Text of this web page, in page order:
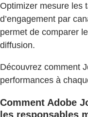
Optimizer mesure les
d’engagement par
permet de comparer
diffusion.
Découvrez comment
performances à
Comment Adobe
les responsables